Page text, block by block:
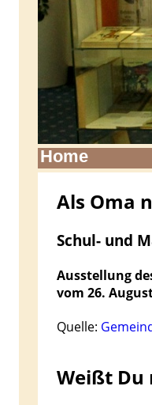
Home
Als Oma
Schul- und
Ausstellung
vom 26.
Quelle:
Weißt Du